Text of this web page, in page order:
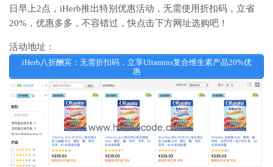
日早上2点，iHerb推出特别优惠活动，无需使用折扣码，立省
20%，优惠多多，不容错过，快点击下方网址选购吧！
活动地址：
iHerb八折酬宾：无需折扣码，立享Ultamins复合维生素产品20%优
惠